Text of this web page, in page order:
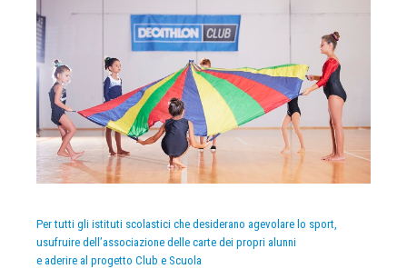
Per tutti gli istituti scolastici che desiderano agevolare lo sport,
usufruire dell’associazione delle carte dei propri alunni
e aderire al progetto Club e Scuola